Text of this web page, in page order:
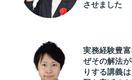
させました
実務経験豊
ぜその解法
りする講義